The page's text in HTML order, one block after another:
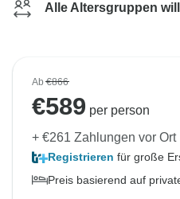
Alle Altersgruppen
Ab€866
€589 per person
+ €261 Zahlungen vor Ort
Registrieren für große
Preis basierend auf